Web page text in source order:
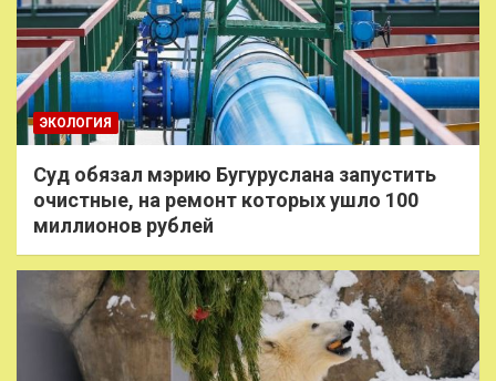
ЭКОЛОГИЯ
Суд обязал мэрию Бугуруслана запустить
очистные, на ремонт которых ушло 100
миллионов рублей